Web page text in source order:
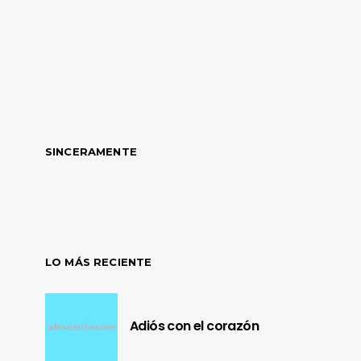
SINCERAMENTE
LO MÁS RECIENTE
Adiós con el corazón